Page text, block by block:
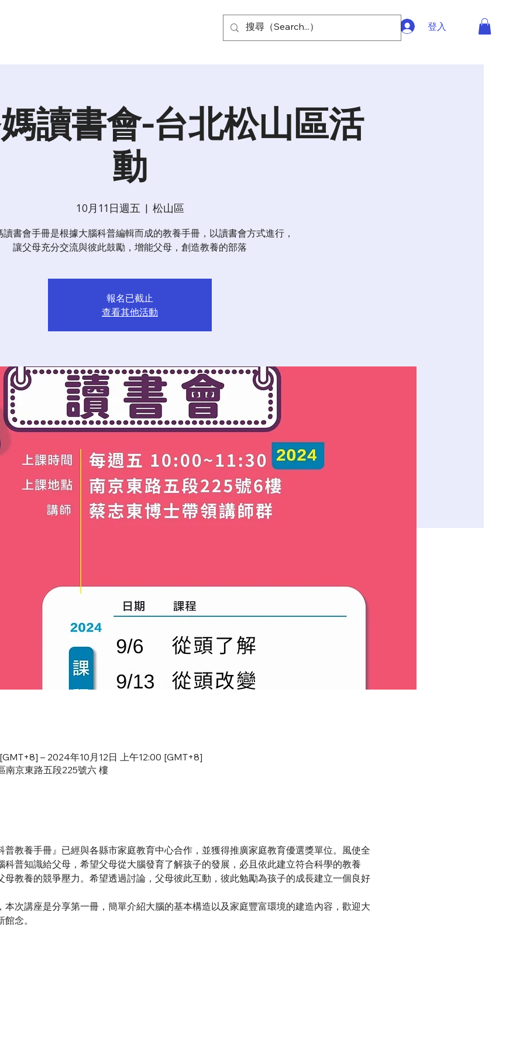
登入
讀書會-台北松山區活
動
10月11日週五
  |
松山區
讀書會手冊是根據大腦科普編輯而成的教養手冊，以讀書會方式進行，
讓父母充分交流與彼此鼓勵，增能父母，創造教養的部落
報名已截止
查看其他活動
– 2024年10月12日 上午12:00 [GMT+8]
南京東路五段225號六 樓
普教養手冊』已經與各縣市家庭教育中心合作，並獲得推廣家庭教育優選獎單位。風使全
科普知識給父母，希望父母從大腦發育了解孩子的發展，必且依此建立符合科學的教養
母教養的競爭壓力。希望透過討論，父母彼此互動，彼此勉勵為孩子的成長建立一個良好
本次講座是分享第一冊，簡單介紹大腦的基本構造以及家庭豐富環境的建造內容，歡迎大
念。